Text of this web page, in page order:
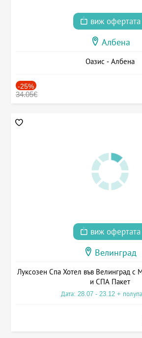
виж офертата
Албена
Оазис - Албена
-25%
34.05€
виж офертата
Велинград
Луксозен Спа Хотел във Велинград с
и СПА Пакет
Дата: 28.07 - 23.12 +